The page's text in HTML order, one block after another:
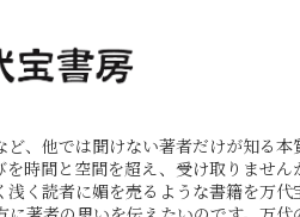
ど、他では聞けない著者だけが知る本
時間と空間を超え、受け取りません
く読者に媚を売るような書籍を万代